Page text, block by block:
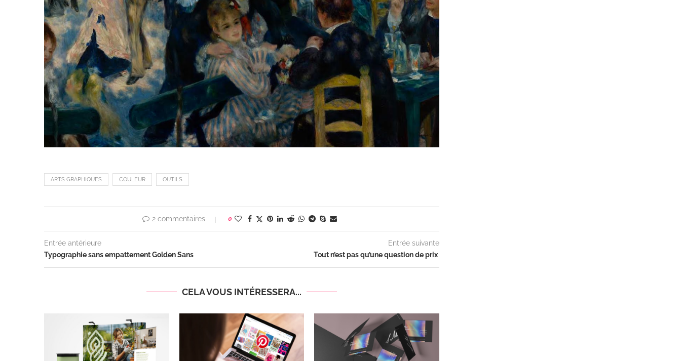
ARTS GRAPHIQUES COULEUR OUTILS
2 commentaires 0
Entrée antérieure
Typographie sans empattement Golden Sans
Entrée suivante
Tout n’est pas qu’une question de prix
CELA VOUS INTÉRESSERA...